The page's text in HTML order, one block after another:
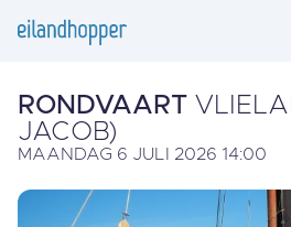
RONDVAART
JACOB)
MAANDAG 6 JULI 2026 14:00